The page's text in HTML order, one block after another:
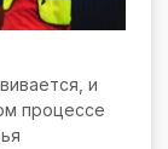
и
процессе